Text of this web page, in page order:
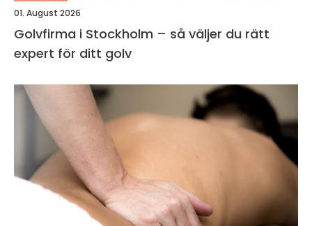
01. August 2026
Golvfirma i Stockholm – så väljer du rätt
expert för ditt golv